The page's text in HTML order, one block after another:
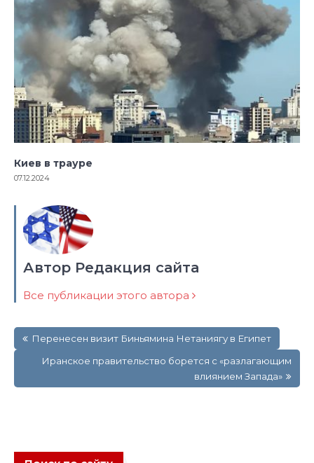
Киев в трауре
07.12.2024
Автор Редакция сайта
Все публикации этого автора
по
записям
Перенесен визит Биньямина Нетаниягу в Египет
Иранское правительство борется с «разлагающим
влиянием Запада»